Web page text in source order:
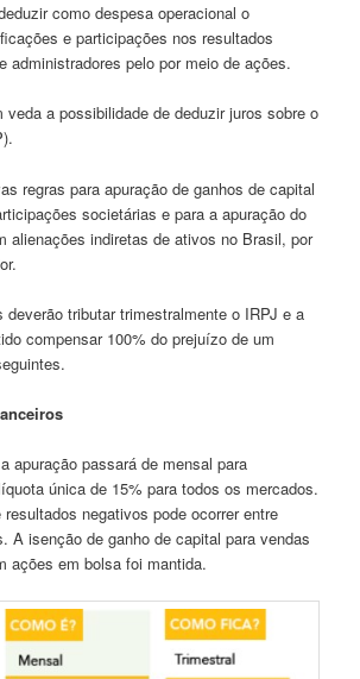
como despesa operacional o
e participações nos resultados
administradores pelo por meio de ações.
veda a possibilidade de deduzir juros sobre o
regras para apuração de ganhos de capital
societárias e para a apuração do
alienações indiretas de ativos no Brasil, por
deverão tributar trimestralmente o IRPJ e a
compensar 100% do prejuízo de um
apuração passará de mensal para
única de 15% para todos os mercados.
negativos pode ocorrer entre
A isenção de ganho de capital para vendas
ações em bolsa foi mantida.